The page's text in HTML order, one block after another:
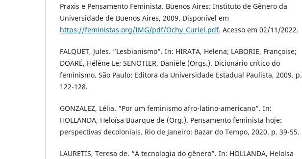
Praxis e Pensamento Feminista. Buenos Aires: Instituto de Gênero da
Universidade de Buenos Aires, 2009. Disponível em
https://feministas.org/IMG/pdf/Ochy_Curiel.pdf. Acesso em 02/11/2022.
FALQUET, Jules. “Lesbianismo”. In: HIRATA, Helena; LABORIE, Françoise;
DOARÉ, Hélène Le; SENOTIER, Danièle (Orgs.). Dicionário crítico do
feminismo. São Paulo: Editora da Universidade Estadual Paulista, 2009. p.
122-128.
GONZALEZ, Lélia. “Por um feminismo afro-latino-americano”. In:
HOLLANDA, Heloísa Buarque de (Org.). Pensamento feminista hoje:
perspectivas decoloniais. Rio de Janeiro: Bazar do Tempo, 2020. p. 39-55.
LAURETIS, Teresa de. “A tecnologia do gênero”. In: HOLLANDA, Heloísa